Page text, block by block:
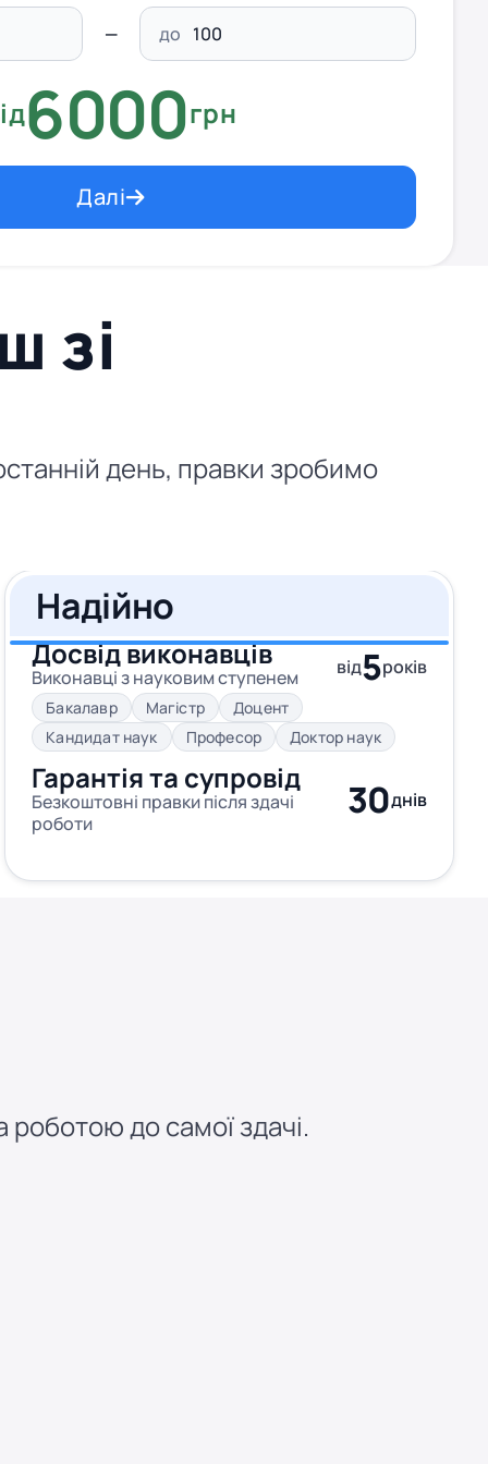
до
6000грн
Далі
зі
день, правки зробимо
Надійно
Досвід виконавців
Виконавці з науковим ступенем від5років
Бакалавр Магістр
Доцент
Кандидат наук
Професор Доктор наук
Гарантія та супровід
Безкоштовні правки після здачі
роботи
30днів
до самої здачі.